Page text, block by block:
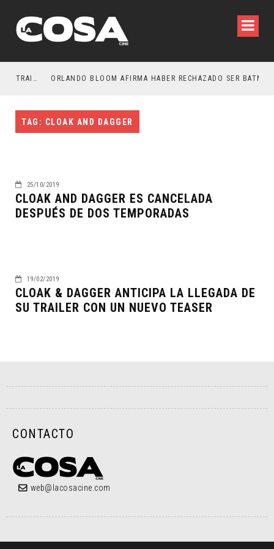
LA NOCHE DEL DEMONIO: ESTÁN ENTRE NOSOTROS – TRAILER FINAL ORLANDO BLOOM AFIRMA HABER RECHAZADO SER BATMAN
TAG: CLOAK AND DAGGER
25/10/2019
CLOAK AND DAGGER ES CANCELADA
DESPUÉS DE DOS TEMPORADAS
19/02/2019
CLOAK & DAGGER ANTICIPA LA LLEGADA DE
SU TRAILER CON UN NUEVO TEASER
CONTACTO
web@lacosacine.com